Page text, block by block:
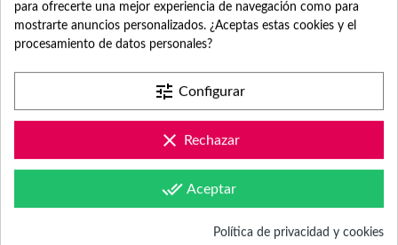
FRECUENTEMENTE
COMPRADOS JUNTOS
para ofrecerte una mejor experiencia de navegación como para
mostrarte anuncios personalizados. ¿Aceptas estas cookies y el
procesamiento de datos personales?
tune Configurar
clear Rechazar
done_all Aceptar
Política de privacidad y cookies